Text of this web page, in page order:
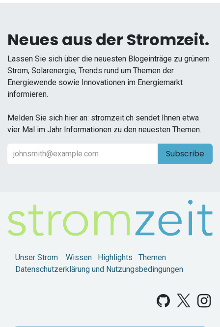
Neues aus der Stromzeit.
Lassen Sie sich über die neuesten Blogeinträge zu grünem
Strom, Solarenergie, Trends rund um Themen der
Energiewende sowie Innovationen im Energiemarkt
informieren.
Melden Sie sich hier an: stromzeit.ch sendet Ihnen etwa
vier Mal im Jahr Informationen zu den neuesten Themen.
Subscribe
Unser Strom Wissen Highlights
Themen
Datenschutzerklärung und Nutzungsbedingungen